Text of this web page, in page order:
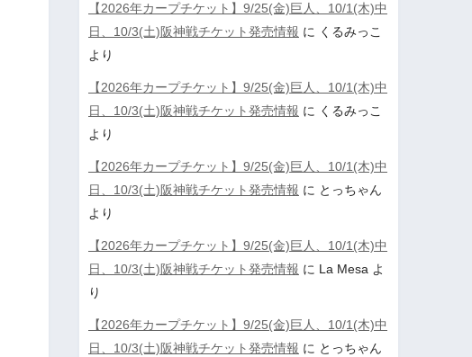
【2026年カープチケット】9/25(金)巨人、10/1(木)中
日、10/3(土)阪神戦チケット発売情報 に くるみっこ
より
【2026年カープチケット】9/25(金)巨人、10/1(木)中
日、10/3(土)阪神戦チケット発売情報 に くるみっこ
より
【2026年カープチケット】9/25(金)巨人、10/1(木)中
日、10/3(土)阪神戦チケット発売情報 に とっちゃん
より
【2026年カープチケット】9/25(金)巨人、10/1(木)中
日、10/3(土)阪神戦チケット発売情報 に La Mesa よ
り
【2026年カープチケット】9/25(金)巨人、10/1(木)中
日、10/3(土)阪神戦チケット発売情報 に とっちゃん